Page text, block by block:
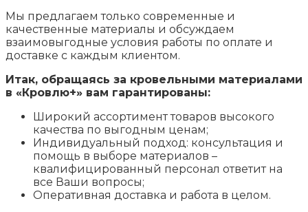
Мы предлагаем только современные и
качественные материалы и обсуждаем
взаимовыгодные условия работы по оплате и
доставке с каждым клиентом.
Итак, обращаясь за кровельными материалами
в «Кровлю+» вам гарантированы:
Широкий ассортимент товаров высокого
качества по выгодным ценам;
Индивидуальный подход: консультация и
помощь в выборе материалов –
квалифицированный персонал ответит на
все Ваши вопросы;
Оперативная доставка и работа в целом.